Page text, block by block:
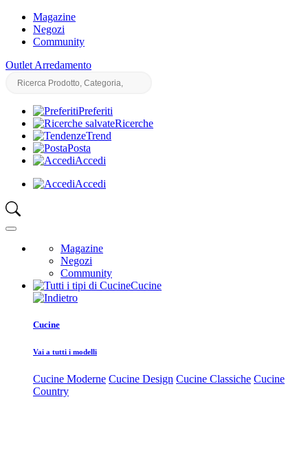
Magazine
Negozi
Community
Outlet Arredamento
Preferiti
Ricerche
Trend
Posta
Accedi
Accedi
Magazine
Negozi
Community
Cucine
Cucine
Vai a tutti i modelli
Cucine Moderne Cucine Design Cucine Classiche Cucine
Country